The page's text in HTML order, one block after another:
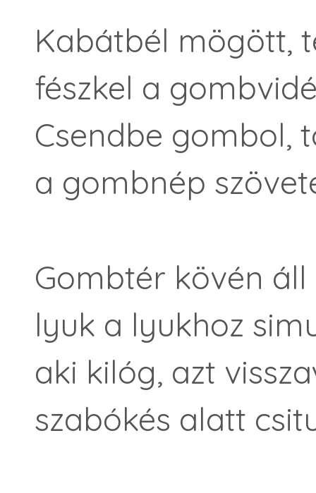
Kabátbél mögött,
fészkel a
Csendbe gombol,
a gombnép
Gombtér kövén
lyuk a lyukhoz
aki kilóg, azt
szabókés alatt